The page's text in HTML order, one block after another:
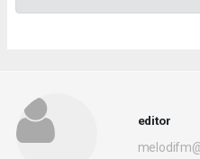
editor